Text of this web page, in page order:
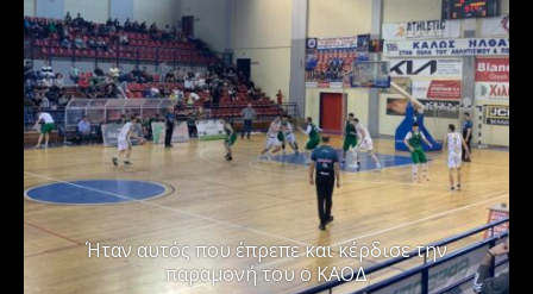
Ήταν αυτός που έπρεπε και κέρδισε την
παραμονή του ο ΚΑΟΔ